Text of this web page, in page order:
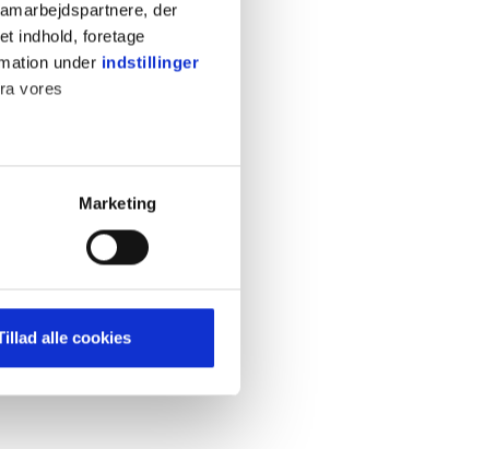
der
indhold, foretage
under indstillinger
vores
dit besøg på vores
for markedsføring, så vi
ikke fungerer
vores brug af cookies
Marketing
alle cookies
Cookiepolitik
Privatlivspolitik